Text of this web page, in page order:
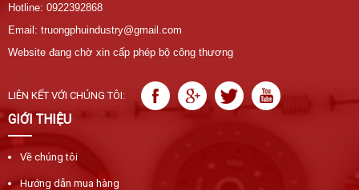
Hotline: 0922392868
Email: truongphuindustry@gmail.com
Website đang chờ xin cấp phép bộ công thương
LIÊN KẾT VỚI CHÚNG TÔI:
GIỚI THIỆU
Về chúng tôi
Hướng dẫn mua hàng